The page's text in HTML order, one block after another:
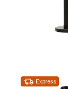
Express